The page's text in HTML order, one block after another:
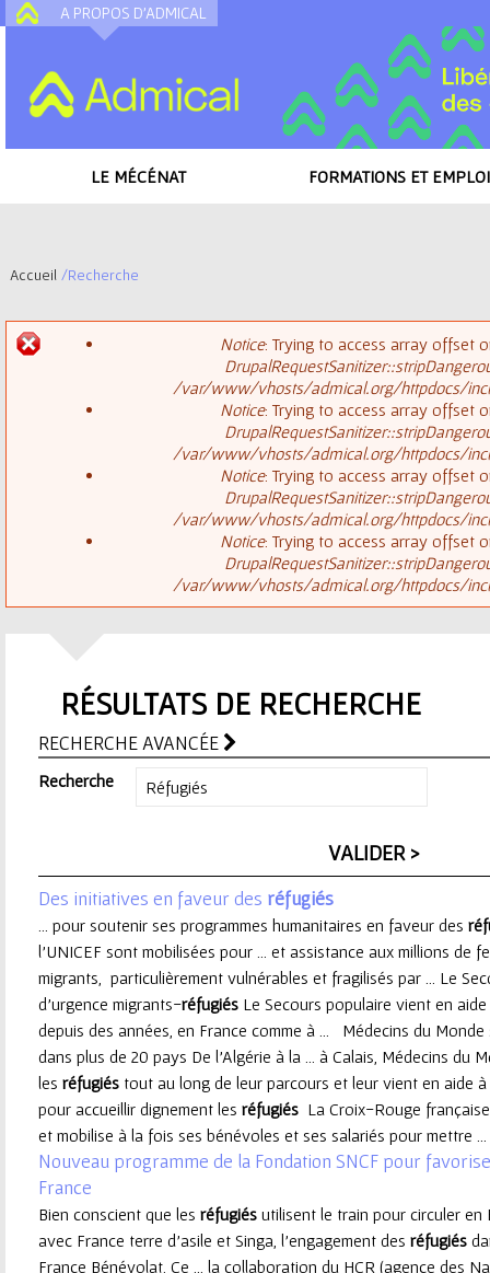
A PROPOS D'ADMICAL
LE MÉCÉNAT FORMATIONS ET
Accueil /Recherche
e
d
r
r
e
u
r
Notice: Trying to access array offset
/var/www/vhosts/admical.org/httpdocs/
Notice: Trying to access array offset
/var/www/vhosts/admical.org/httpdocs/
Notice: Trying to access array offset
/var/www/vhosts/admical.org/httpdocs/
Notice: Trying to access array offset
/var/www/vhosts/admical.org/httpdocs/
RÉSULTATS DE RECHERCHE
RECHERCHE AVANCÉE
Recherche
Des initiatives en faveur des réfugiés
... pour soutenir ses programmes humanitaires en faveur des
l’UNICEF sont mobilisées pour ... et assistance aux millions de
migrants, particulièrement vulnérables et fragilisés par ... Le
d’urgence migrants-réfugiés Le Secours populaire vient en
depuis des années, en France comme à ... Médecins du
dans plus de 20 pays De l’Algérie à la ... à Calais, Médecins du
les réfugiés tout au long de leur parcours et leur vient en aide
pour accueillir dignement les réfugiés La Croix-Rouge
et mobilise à la fois ses bénévoles et ses salariés pour mettre ...
Nouveau programme de la Fondation SNCF pour
France
Bien conscient que les réfugiés utilisent le train pour circuler en
avec France terre d'asile et Singa, l'engagement des réfugiés
France Bénévolat. Ce ... la collaboration du HCR (agence des